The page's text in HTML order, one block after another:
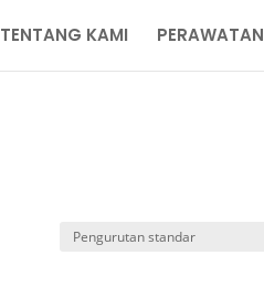
TENTANG KAMI PERAWATAN